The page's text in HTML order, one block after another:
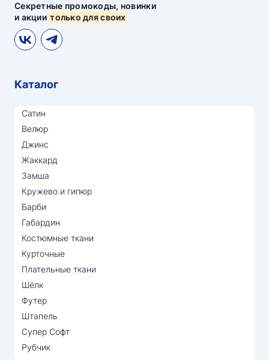
Секретные промокоды, новинки
и акциитолько для своих
Каталог
Сатин
Велюр
Джинс
Жаккард
Замша
Кружево и гипюр
Барби
Габардин
Костюмные ткани
Курточные
Плательные ткани
Шёлк
Футер
Штапель
Супер Софт
Рубчик